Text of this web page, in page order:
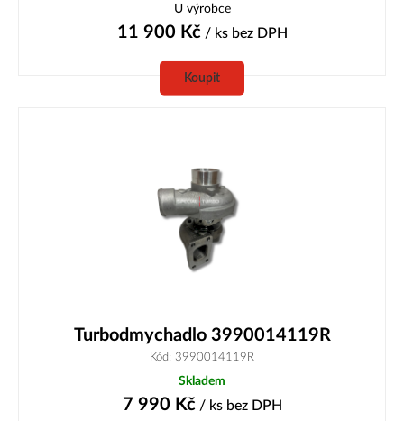
U výrobce
11 900 Kč/ ks bez DPH
Koupit
Turbodmychadlo 3990014119R
Kód: 3990014119R
Skladem
7 990 Kč/ ks bez DPH